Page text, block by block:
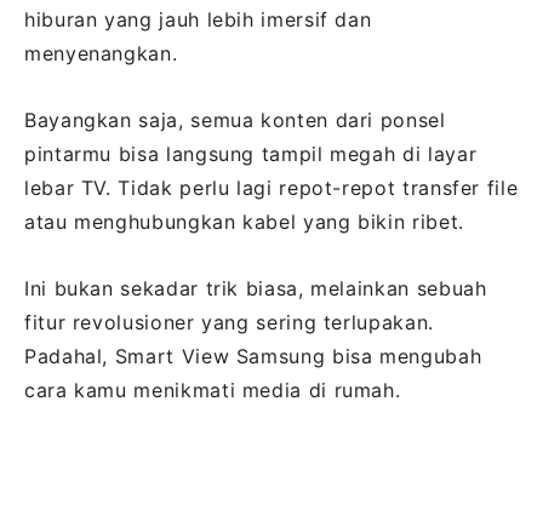
hiburan yang jauh lebih imersif dan
menyenangkan.
Bayangkan saja, semua konten dari ponsel
pintarmu bisa langsung tampil megah di layar
lebar TV. Tidak perlu lagi repot-repot transfer file
atau menghubungkan kabel yang bikin ribet.
Ini bukan sekadar trik biasa, melainkan sebuah
fitur revolusioner yang sering terlupakan.
Padahal, Smart View Samsung bisa mengubah
cara kamu menikmati media di rumah.